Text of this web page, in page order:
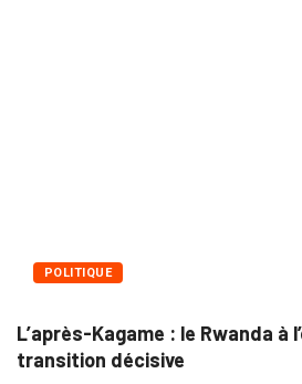
POLITIQUE
L’après-Kagame : le Rwanda à
transition décisive